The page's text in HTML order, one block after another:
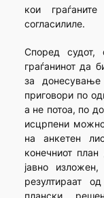
кои
согласилиле.
Според судот,
граѓанинот да
за
приговори по
а не потоа, по
исцрпени
на анкетен
конечниот
јавно
резултираат